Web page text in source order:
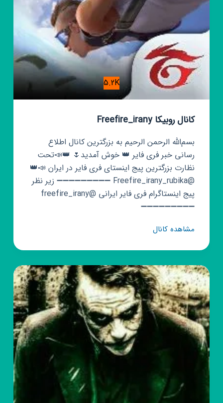
5.2K
کانال روبیکا Freefire_irany
بسم‌الله الرحمن الرحیم به بزرگترین کانال اطلاع
رسانی خبر فری فایر 👑 خوش آمدید🌷 👑📣تحت
نظارت بزرگترین پیج اینستای فری فایر در ایران 📣👑
@Freefire_irany_rubika ➖➖➖➖➖➖➖➖➖ زیر نظر
پیج اینستاگرام فری فایر ایرانی @freefire_irany
➖➖➖➖➖➖➖➖➖
مشاهده کانالکانال
Freefire_irany